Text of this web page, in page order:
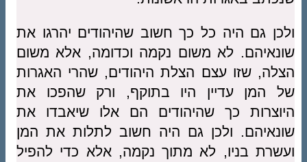
ולכן גם היה כל כך חשוב שהיהודים יהרגו את
שונאיהם. לא משום נקמה וכדומה, אלא משום
הצלה, שזו עצם הצלת היהודים, שהרי האגרות
של המן עדיין היו בתוקף, ורק שהפכו את
היוצרות כך שהיהודים הם אלו שיאבדו את
שונאיהם. ולכן גם היה חשוב לתלות את המן
ועשרת בניו, לא מתוך נקמה, אלא כדי להפיל